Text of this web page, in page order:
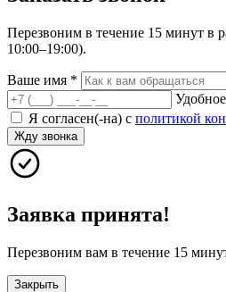
Перезвоним в течение 15 минут в
10:00–19:00).
Ваше имя *
Я согласен(-на) с политикой
Жду звонка
Заявка принята!
Перезвоним вам в течение 15
Закрыть